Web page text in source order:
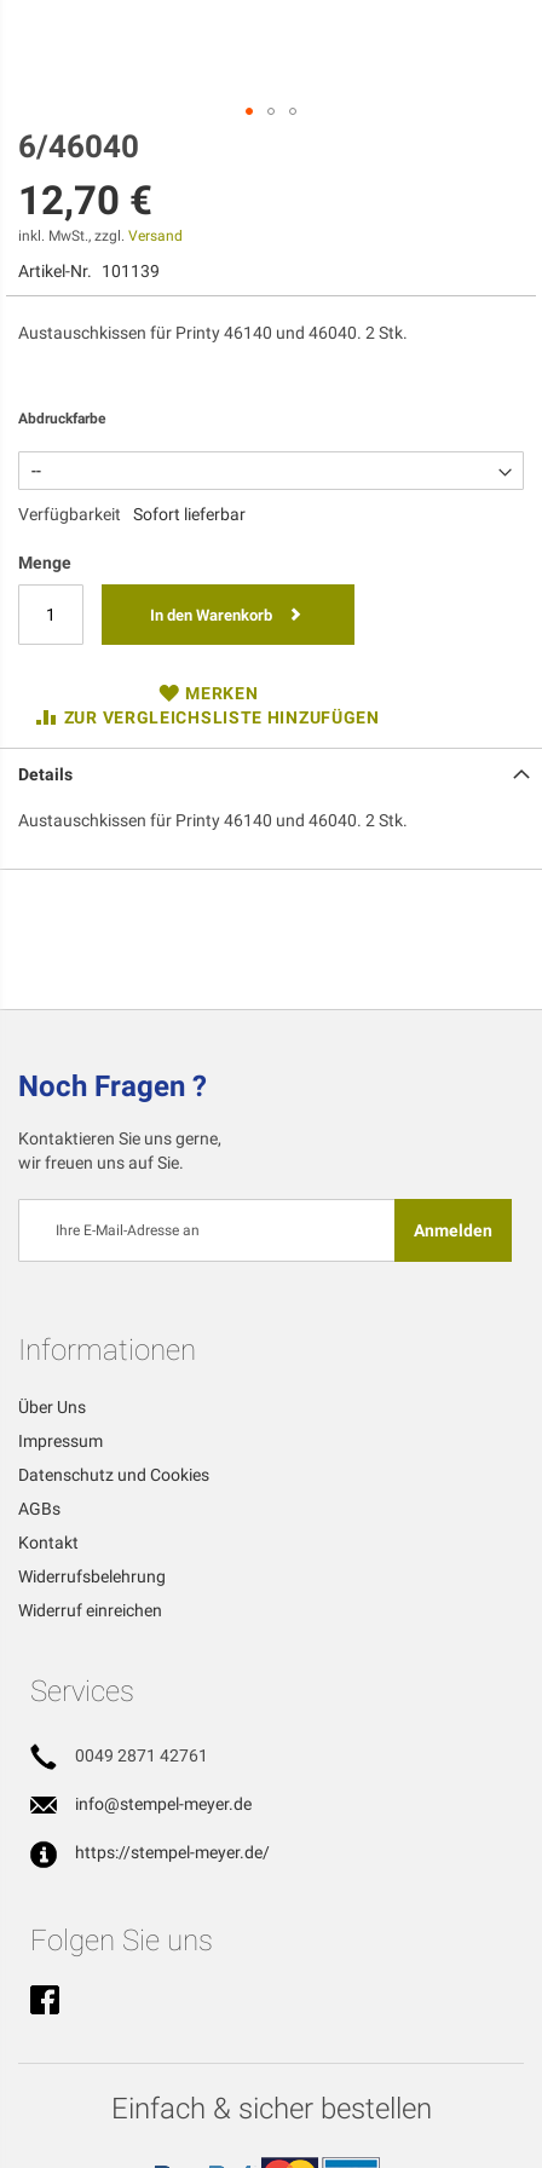
Zum
Anfang
der
Bildgalerie
springen
6/46040
12,70 €
inkl. MwSt., zzgl. Versand
Artikel-Nr. 101139
Austauschkissen für Printy 46140 und 46040. 2 Stk.
Abdruckfarbe
Verfügbarkeit Sofort lieferbar
Menge
In den Warenkorb
MERKEN
ZUR VERGLEICHSLISTE HINZUFÜGEN
Details
Austauschkissen für Printy 46140 und 46040. 2 Stk.
Noch Fragen ?
Kontaktieren Sie uns gerne,
wir freuen uns auf Sie.
sich
an:
Anmelden
Informationen
Über Uns
Impressum
Datenschutz und Cookies
AGBs
Kontakt
Widerrufsbelehrung
Widerruf einreichen
Services
0049 2871 42761
info@stempel-meyer.de
https://stempel-meyer.de/
Folgen Sie uns
Einfach & sicher bestellen